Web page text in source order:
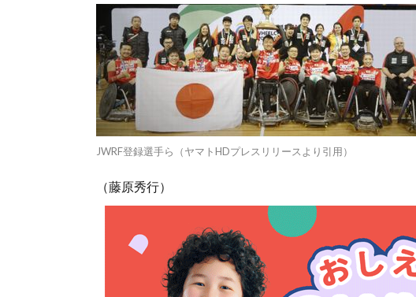
JWRF登録選手ら（ヤマトHDプレスリリースより引用）
（藤原秀行）